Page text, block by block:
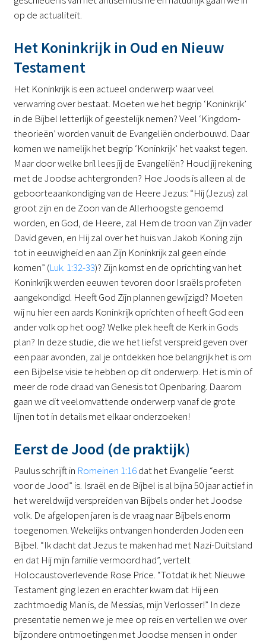
op de actualiteit.
Het Koninkrijk in Oud en Nieuw
Testament
Het Koninkrijk is een actueel onderwerp waar veel
verwarring over bestaat. Moeten we het begrip ‘Koninkrijk’
in de Bijbel letterlijk of geestelijk nemen? Veel ‘Kingdom-
theorieën’ worden vanuit de Evangeliën onderbouwd. Daar
komen we namelijk het begrip ‘Koninkrijk’ het vaakst tegen.
Maar door welke bril lees jij de Evangeliën? Houd jij rekening
met de Joodse achtergronden? Hoe Joods is alleen al de
geboorteaankondiging van de Heere Jezus: “Hij (Jezus) zal
groot zijn en de Zoon van de Allerhoogste genoemd
worden, en God, de Heere, zal Hem de troon van Zijn vader
David geven, en Hij zal over het huis van Jakob Koning zijn
tot in eeuwigheid en aan Zijn Koninkrijk zal geen einde
komen” (Luk. 1:32-33)? Zijn komst en de oprichting van het
Koninkrijk werden eeuwen tevoren door Israëls profeten
aangekondigd. Heeft God Zijn plannen gewijzigd? Moeten
wij nu hier een aards Koninkrijk oprichten of heeft God een
ander volk op het oog? Welke plek heeft de Kerk in Gods
plan? In deze studie, die we het liefst verspreid geven over
een paar avonden, zal je ontdekken hoe belangrijk het is om
een Bijbelse visie te hebben op dit onderwerp. Het is min of
meer de rode draad van Genesis tot Openbaring. Daarom
gaan we dit veelomvattende onderwerp vanaf de grote
lijnen tot in details met elkaar onderzoeken!
Eerst de Jood (de praktijk)
Paulus schrijft in Romeinen 1:16dat het Evangelie “eerst
voor de Jood” is. Israël en de Bijbel is al bijna 50 jaar actief in
het wereldwijd verspreiden van Bijbels onder het Joodse
volk. De afgelopen jaren is de vraag naar Bijbels enorm
toegenomen. Wekelijks ontvangen honderden Joden een
Bijbel. “Ik dacht dat Jezus te maken had met Nazi-Duitsland
en dat Hij mijn familie vermoord had”, vertelt
Holocaustoverlevende Rose Price. “Totdat ik het Nieuwe
Testament ging lezen en erachter kwam dat Hij een
zachtmoedig Man is, de Messias, mijn Verlosser!” In deze
presentatie nemen we je mee op reis en vertellen we over
bijzondere ontmoetingen met Joodse mensen in onder